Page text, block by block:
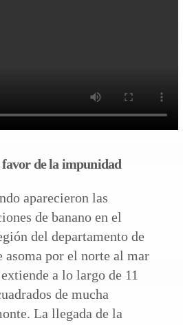
favor de la impunidad
aparecieron las
de banano en el
del departamento de
asoma por el norte al mar
a lo largo de 11
de mucha
La llegada de la